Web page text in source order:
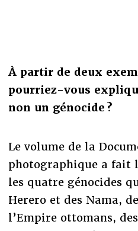
À partir de deux
pourriez-vous
non un génocide ?
Le volume de la
photographique a fait
les quatre génocides
Herero et des Nama,
l’Empire ottomans,